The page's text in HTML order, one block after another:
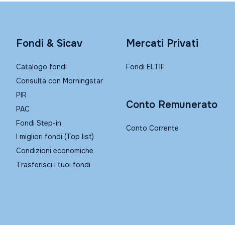
Fondi & Sicav
Catalogo fondi
Consulta con Morningstar
PIR
PAC
Fondi Step-in
I migliori fondi (Top list)
Condizioni economiche
Trasferisci i tuoi fondi
Mercati Privati
Fondi ELTIF
Conto Remunerato
Conto Corrente